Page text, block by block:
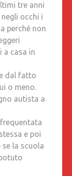
tre anni
occhi i
perché non
casa in
dal fatto
o meno.
autista a
e poi
la scuola